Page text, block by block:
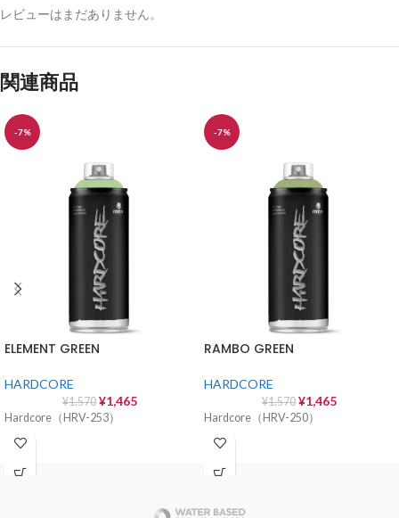
レビューはまだありません。
関連商品
-7%
ELEMENT GREEN
HARDCORE
¥1,570 ¥1,465
Hardcore（HRV-253）
-7%
RAMBO GREEN
HARDCORE
¥1,570 ¥1,465
Hardcore（HRV-250）